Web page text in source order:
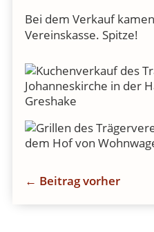
Bei dem Verkauf
Vereinskasse. Spitze!
← Beitrag vorher